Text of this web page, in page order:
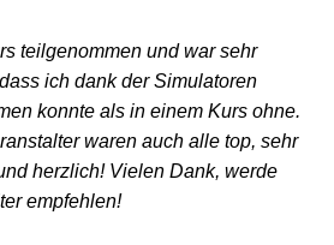
teilgenommen und war sehr
ich dank der Simulatoren
konnte als in einem Kurs ohne.
waren auch alle top, sehr
herzlich! Vielen Dank, werde
empfehlen!